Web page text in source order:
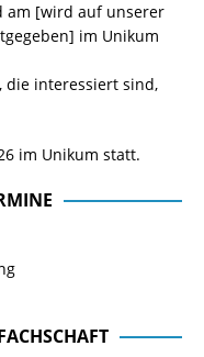
am [wird auf unserer
im Unikum
interessiert sind,
im Unikum statt.